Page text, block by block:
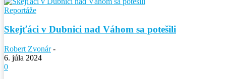
Reportáže
Skejťáci v Dubnici nad Váhom sa potešili
Robert Zvonár -
6. júla 2024
0